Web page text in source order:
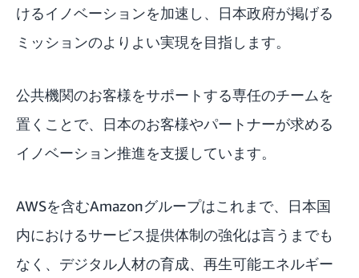
けるイノベーションを加速し、日本政府が掲げる
ミッションのよりよい実現を目指します。
公共機関のお客様をサポートする専任のチームを
置くことで、日本のお客様やパートナーが求める
イノベーション推進を支援しています。
AWSを含むAmazonグループはこれまで、日本国
内におけるサービス提供体制の強化は言うまでも
なく、デジタル人材の育成、再生可能エネルギー